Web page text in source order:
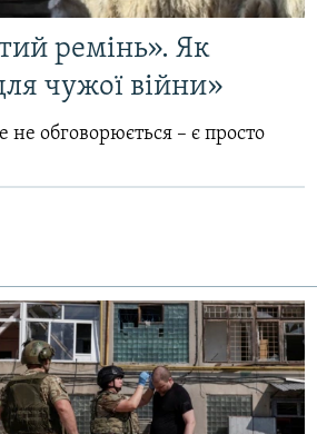
ремінь». Як
чужої війни»
не обговорюється – є просто